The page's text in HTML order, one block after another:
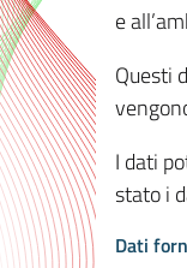
e
Questi
I dati
stato i
Dati